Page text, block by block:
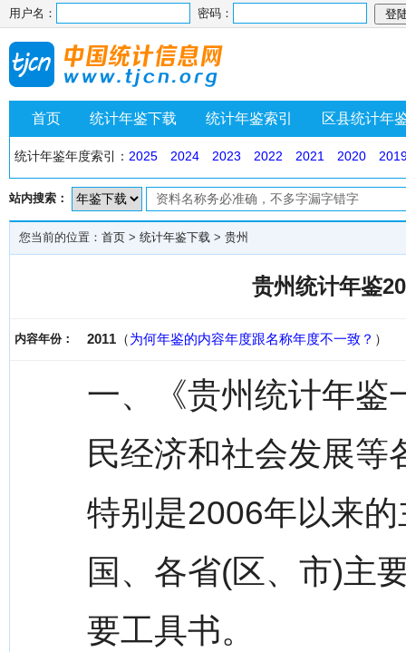
用户名： 密码：
首页 统计年鉴下载 统计年鉴索引 区县统计年
统计年鉴年度索引： 2025 2024 2023 2022 2021 2020
站内搜索：
您当前的位置： 首页 > 统计年鉴下载 > 贵州
贵州统计年鉴
内容年份： 2011 （为何年鉴的内容年度跟名称年度不一致？ ）
一、《贵州统计年鉴
民经济和社会发展等
特别是2006年以来
国、各省(区、市)主
要工具书。